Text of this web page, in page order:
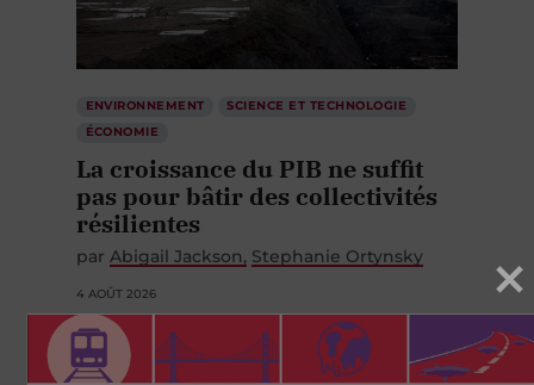
ENVIRONNEMENT
SCIENCE ET TECHNOLOGIE
ÉCONOMIE
La croissance du PIB ne suffit
pas pour bâtir des collectivités
résilientes
par Abigail Jackson Stephanie Ortynsky
4 AOÛT 2026